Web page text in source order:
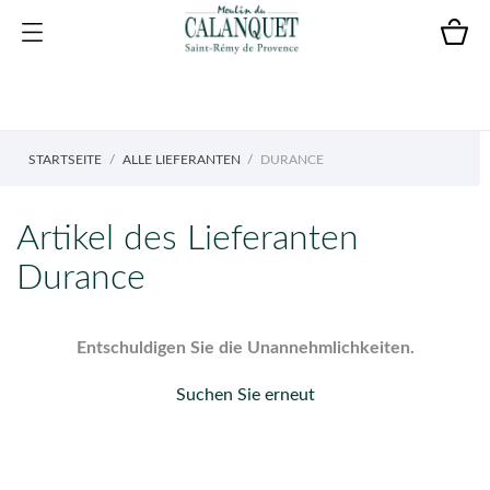
STARTSEITE ALLE LIEFERANTEN DURANCE
Artikel des Lieferanten
Durance
Entschuldigen Sie die Unannehmlichkeiten.
Suchen Sie erneut